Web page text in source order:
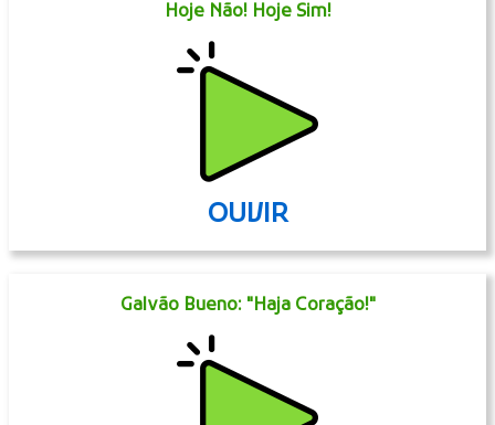
Hoje Não! Hoje Sim!
OUVIR
Galvão Bueno: "Haja Coração!"